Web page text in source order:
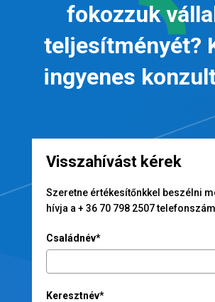
fokozzuk
teljesítményét?
ingyenes
Visszahívást kérek
Szeretne értékesítőnkkel beszélni
hívja a + 36 70 798 2507
Családnév*
Keresztnév*